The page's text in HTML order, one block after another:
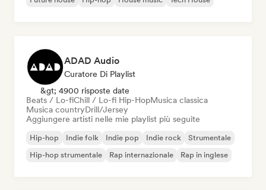
ADAD Audio
Curatore Di Playlist
&gt; 4900 risposte date
Beats / Lo-fiChill / Lo-fi Hip-HopMusica classica
Musica countryDrill/Jersey
Aggiungere artisti nelle mie playlist più seguite
Hip-hop Indie folk Indie pop Indie rock
Strumentale
Hip-hop strumentale
Rap internazionale Rap in inglese